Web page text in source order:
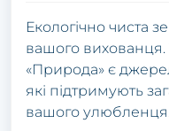
Екологічно чиста
вашого вихованця.
«Природа» є
які підтримують
вашого улюбленця.